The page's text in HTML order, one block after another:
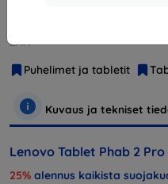
EAN
Puhelimet ja tabletit
Kuvaus ja tekniset
Lenovo Tablet Phab 2 Pro
25% alennus kaikista